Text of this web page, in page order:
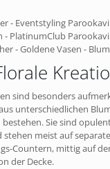
sind besonders
unterschiedlichen
Sie sind
meist auf
Countern, mittig auf
der Decke.